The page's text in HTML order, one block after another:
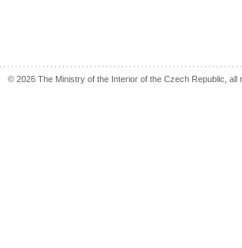
© 2026 The Ministry of the Interior of the Czech Republic, all